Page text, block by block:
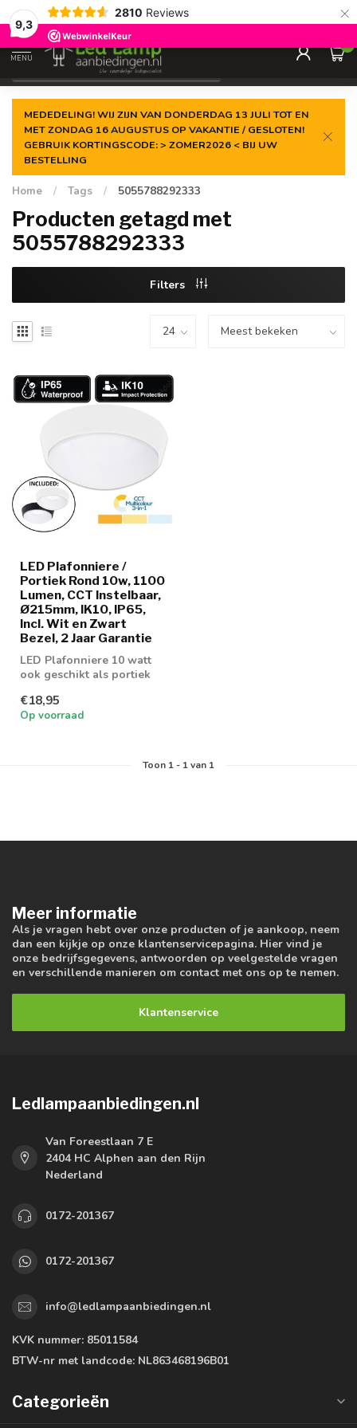
9,3
2810 Reviews ×
Gegarandeerde delaagste prijs
MENU
0
MEDEDELING! WIJ ZIJN VAN DONDERDAG 13 JULI TOT EN
MET ZONDAG 16 AUGUSTUS OP VAKANTIE / GESLOTEN!
GEBRUIK KORTINGSCODE: > ZOMER2026 < BIJ UW
BESTELLING
Home / Tags / 5055788292333
Producten getagd met
5055788292333
Filters
LED Plafonniere /
Portiek Rond 10w, 1100
Lumen, CCT Instelbaar,
Ø215mm, IK10, IP65,
Incl. Wit en Zwart
Bezel, 2 Jaar Garantie
LED Plafonniere 10 watt
ook geschikt als portiek
€18,95
Op voorraad
Toon 1- 1van 1
Meer informatie
Als je vragen hebt over onze producten of je aankoop, neem
dan een kijkje op onze klantenservicepagina. Hier vind je
onze bedrijfsgegevens, antwoorden op veelgestelde vragen
en verschillende manieren om contact met ons op te nemen.
Klantenservice
Ledlampaanbiedingen.nl
Van Foreestlaan 7 E
2404 HC Alphen aan den Rijn
Nederland
0172-201367
0172-201367
info@ledlampaanbiedingen.nl
KVK nummer: 85011584
BTW-nr met landcode: NL863468196B01
Categorieën